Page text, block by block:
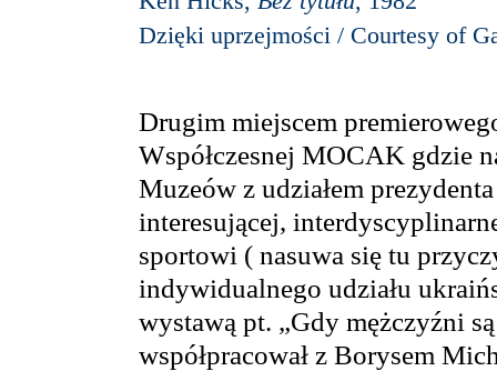
Dzięki uprzejmości / Courtesy of
Drugim miejscem
Współczesnej MOCAK gdzie
Muzeów z udziałem
interesującej,
sportowi ( nasuwa się tu
indywidualnego udziału
wystawą pt. „Gdy mężczyźni
współpracował z Borysem